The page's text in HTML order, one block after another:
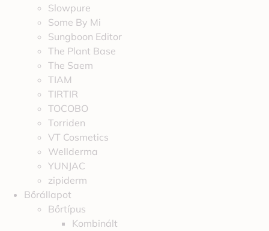
Slowpure
Some By Mi
Sungboon Editor
The Plant Base
The Saem
TIAM
TIRTIR
TOCOBO
Torriden
VT Cosmetics
Wellderma
YUNJAC
zipiderm
Bőrállapot
Bőrtípus
Kombinált